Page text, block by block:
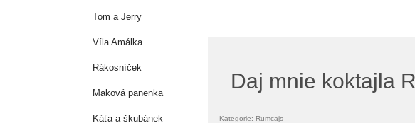
Daj mnie koktajla
Kategorie: Rumcajs
Tom a Jerry
Víla Amálka
Rákosníček
Maková panenka
Káťa a škubánek